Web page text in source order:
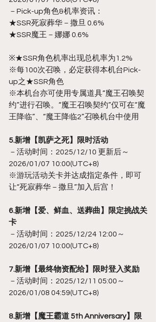
－Pick-up角色&机率资讯：
★SSR死寂葬华－撒旦 0.6%
★SSR魔王－娜娜 0.6%
※★SSR角色机率出现总机率为1.2%
※每100次召唤，必定获得本机台Pick-
up之★SSR角色
※本机台亦可使用专属道具“魔王召唤契
约”进行召唤。“魔王召唤契约”仅可在“魔
王降临”、“魔王降临2”召唤机台中使用
5.新增【凯萨之死】限时活动
－活动时间：2025/12/10 更新后～
2026/01/07 10:00(UTC+8)
※游玩活动关卡并达成指定条件，即可
让“死寂葬华－撒旦”加入后宫！
6.新增【爱、鲜血、送葬曲】限定挑战关
卡
－活动时间：2025/12/24 12:00～
2026/01/07 10:00(UTC+8)
7.新增【最终物资配给】限时登入奖励
－活动时间：2025/12/11 05:00～
2026/01/08 04:59(UTC+8)
8.新增【魔王霸道 5th Anniversary】限